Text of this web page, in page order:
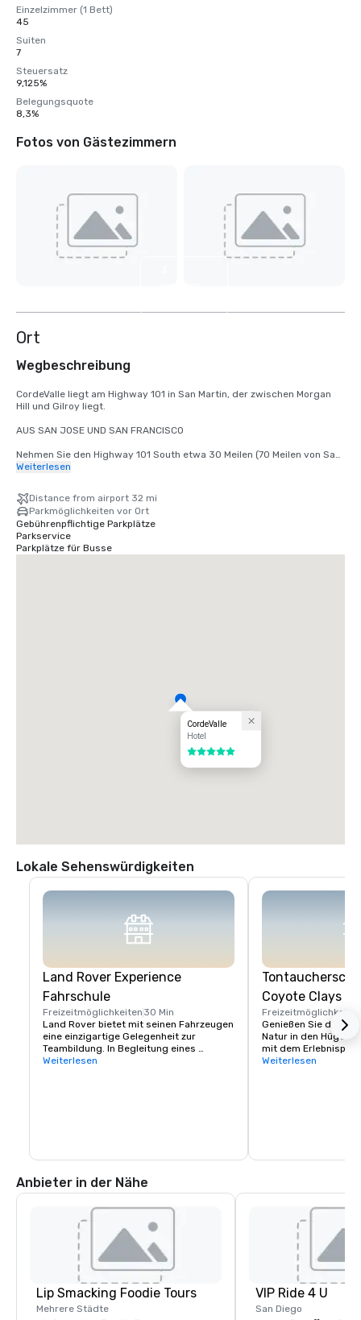
Einzelzimmer (1 Bett)
45
Suiten
7
Steuersatz
9,125%
Belegungsquote
8,3%
Fotos von Gästezimmern
Ort
Wegbeschreibung
CordeValle liegt am Highway 101 in San Martin, der zwischen Morgan
Hill und Gilroy liegt.
AUS SAN JOSE UND SAN FRANCISCO
Nehmen Sie den Highway 101 South etwa 30 Meilen (70 Meilen von San
Francisco entfernt) bis zur Ausfahrt San Martin Avenue. Nehmen Sie
bis zur ersten Ampel (Monterey Road). Biegen Sie an der Ampel links
auf die Monterey Road ab. Biegen Sie an der nächsten Ampel rechts
auf die Highland Avenue ab. Folgen Sie Highland über Santa Teresa
(Stoppschild) durch unser Wachtor nach CordeValle.
VON DER MONTEREY-HALBINSEL
Weiterlesen
Distance from airport 32 mi
Parkmöglichkeiten vor Ort
Gebührenpflichtige Parkplätze
Parkservice
Parkplätze für Busse
CordeValle
Hotel
5 von 5
Lokale Sehenswürdigkeiten
Land Rover Experience
Fahrschule
Freizeitmöglichkeiten 30 Min
Land Rover bietet mit seinen Fahrzeugen
eine einzigartige Gelegenheit zur
Teambildung. In Begleitung eines
professionellen Instruktors lernt Ihre
Es stehen mehrere Herausforderungen
erkundigen Sie sich für weitere
Informationen.
Weiterlesen
Coyote Clays
Freizeitmöglichkeiten
Genießen Sie die
Natur in den Hügeln
mit dem
ist perfekt für alle,
den Punktestand.
Weiterlesen
Anbieter in der Nähe
Lip Smacking Foodie Tours
Mehrere Städte
VIP Ride 4 U
San Diego